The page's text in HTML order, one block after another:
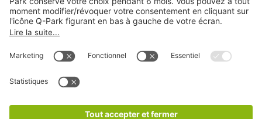
Nos services